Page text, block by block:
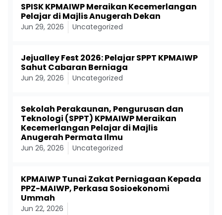
SPISK KPMAIWP Meraikan Kecemerlangan
Pelajar di Majlis Anugerah Dekan
Jun 29, 2026 Uncategorized
Jejualley Fest 2026: Pelajar SPPT KPMAIWP
Sahut Cabaran Berniaga
Jun 29, 2026 Uncategorized
Sekolah Perakaunan, Pengurusan dan
Teknologi (SPPT) KPMAIWP Meraikan
Kecemerlangan Pelajar di Majlis
Anugerah Permata Ilmu
Jun 26, 2026 Uncategorized
KPMAIWP Tunai Zakat Perniagaan Kepada
PPZ-MAIWP, Perkasa Sosioekonomi
Ummah
Jun 22, 2026